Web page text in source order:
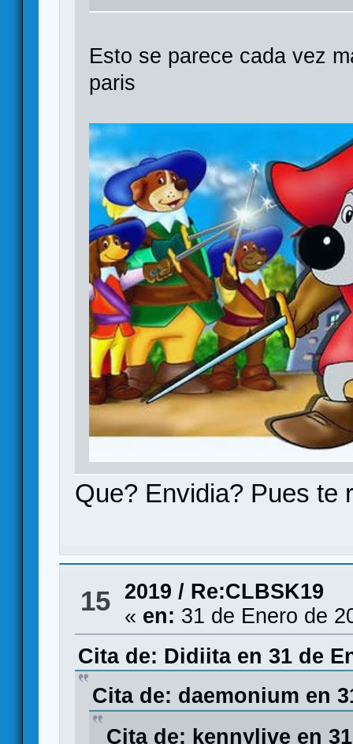
Esto se parece cada vez
paris
Que? Envidia? Pues te
15 2019 / Re:CLBSK19
« en: 31 de Enero de
Cita de: Didiita en 31 de
Cita de: daemonium en
Cita de: kennylive en